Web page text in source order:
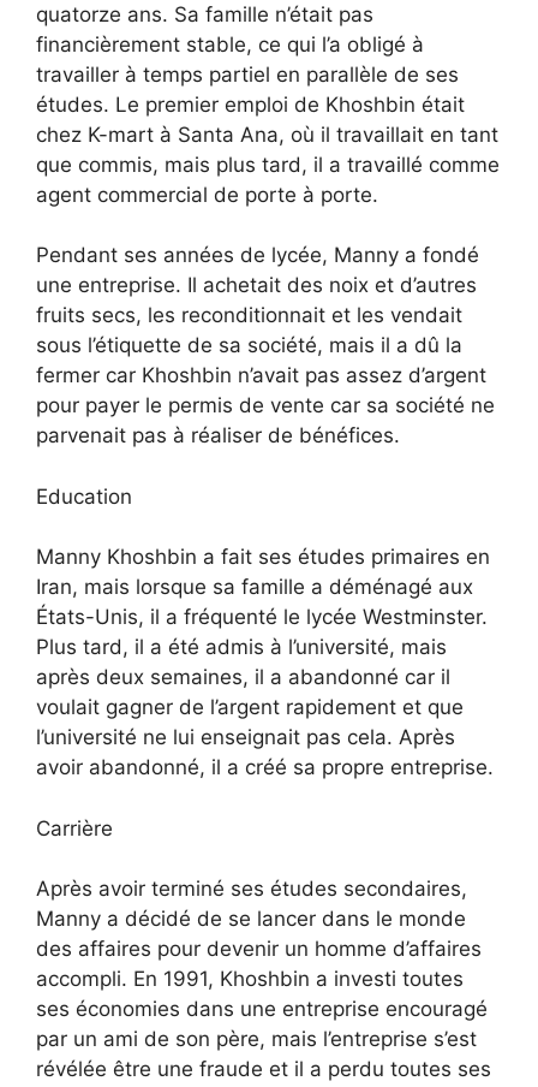
quatorze ans. Sa famille n’était pas
financièrement stable, ce qui l’a obligé à
travailler à temps partiel en parallèle de ses
études. Le premier emploi de Khoshbin était
chez K-mart à Santa Ana, où il travaillait en tant
que commis, mais plus tard, il a travaillé comme
agent commercial de porte à porte.
Pendant ses années de lycée, Manny a fondé
une entreprise. Il achetait des noix et d’autres
fruits secs, les reconditionnait et les vendait
sous l’étiquette de sa société, mais il a dû la
fermer car Khoshbin n’avait pas assez d’argent
pour payer le permis de vente car sa société ne
parvenait pas à réaliser de bénéfices.
Education
Manny Khoshbin a fait ses études primaires en
Iran, mais lorsque sa famille a déménagé aux
États-Unis, il a fréquenté le lycée Westminster.
Plus tard, il a été admis à l’université, mais
après deux semaines, il a abandonné car il
voulait gagner de l’argent rapidement et que
l’université ne lui enseignait pas cela. Après
avoir abandonné, il a créé sa propre entreprise.
Carrière
Après avoir terminé ses études secondaires,
Manny a décidé de se lancer dans le monde
des affaires pour devenir un homme d’affaires
accompli. En 1991, Khoshbin a investi toutes
ses économies dans une entreprise encouragé
par un ami de son père, mais l’entreprise s’est
révélée être une fraude et il a perdu toutes ses